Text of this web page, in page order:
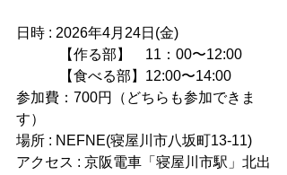
日時 : 2026年4月24日(金)
【作る部】　11：00〜12:00
【食べる部】12:00〜14:00
参加費：700円（どちらも参加できま
す）
場所 : NEFNE(寝屋川市八坂町13-11)
アクセス : 京阪電車「寝屋川市駅」北出